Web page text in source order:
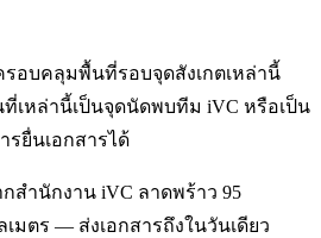
รอบคลุมพื้นที่รอบจุดสังเกตเหล่านี้
หล่านี้เป็นจุดนัดพบทีม iVC หรือเป็น
รยื่นเอกสารได้
สำนักงาน iVC ลาดพร้าว 95
มตร — ส่งเอกสารถึงในวันเดียว